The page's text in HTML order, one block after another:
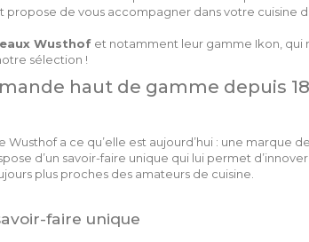
propose de vous accompagner dans votre cuisine
Wusthof et notamment leur gamme Ikon, qui
sélection !
haut de gamme depuis
Wusthof a ce qu’elle est aujourd’hui : une marque
d’un savoir-faire unique qui lui permet
plus proches des amateurs de cuisine.
faire unique